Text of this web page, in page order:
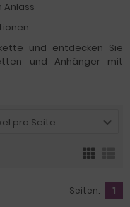
Anlass
und entdecken Sie
und Anhänger mit
pro Seite
Seiten: 1